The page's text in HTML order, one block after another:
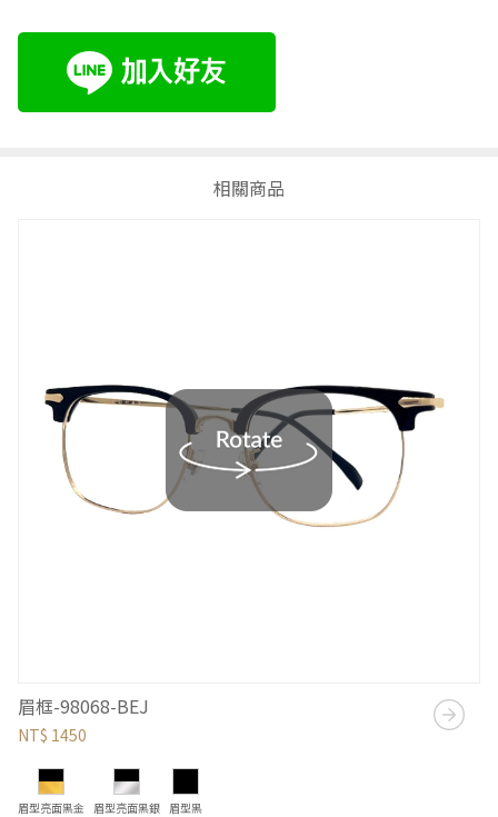
相關商品
眉框-98068-BEJ
NT$ 1450
眉型亮面黑金 眉型亮面黑銀 眉型黑